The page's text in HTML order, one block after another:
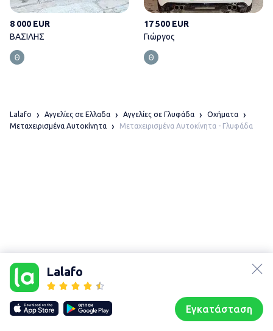
8 000 EUR
ΒΑΣΙΛΗΣ
17 500 EUR
Γιώργος
Lalafo
Εγκατάσταση
Lalafo Αγγελίες σε Ελλαδα Αγγελίες σε Γλυφάδα
Οχήματα
Μεταχειρισμένα Αυτοκίνητα
Μεταχειρισμένα Αυτοκίνητα - Γλυφάδα
Our websites
lalafo.kg
lalafo.rs
lalafo.pl
Sitemap
τοποθεσίας
Συζητήσεις Προφίλ